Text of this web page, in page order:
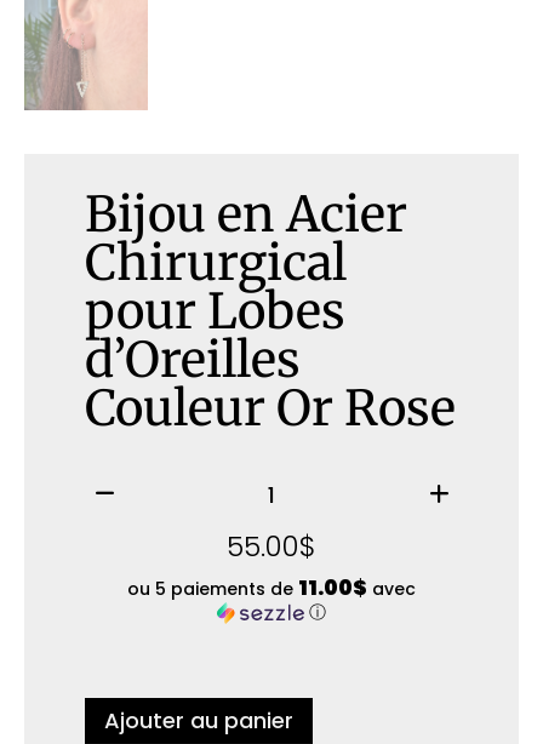
Bijou en Acier
Chirurgical
pour Lobes
d’Oreilles
Couleur Or Rose
55.00$
ou 5 paiements de 11.00$ avec
ⓘ
Ajouter au panier